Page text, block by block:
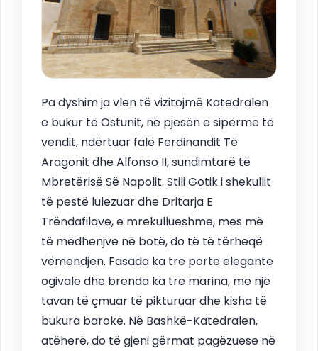
Pa dyshim ja vlen të vizitojmë Katedralen
e bukur të Ostunit, në pjesën e sipërme të
vendit, ndërtuar falë Ferdinandit Të
Aragonit dhe Alfonso II, sundimtarë të
Mbretërisë Së Napolit. Stili Gotik i shekullit
të pestë lulezuar dhe Dritarja E
Trëndafilave, e mrekullueshme, mes më
të mëdhenjve në botë, do të të tërheqë
vëmendjen. Fasada ka tre porte elegante
ogivale dhe brenda ka tre marina, me një
tavan të çmuar të pikturuar dhe kisha të
bukura baroke. Në Bashkë-Katedralen,
atëherë, do të gjeni gërmat pagëzuese në